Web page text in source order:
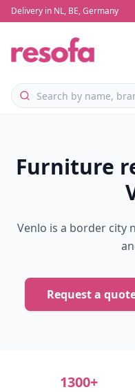
Delivery in NL, BE, Germany
Furniture
Venlo is a border city
Request a
1300+